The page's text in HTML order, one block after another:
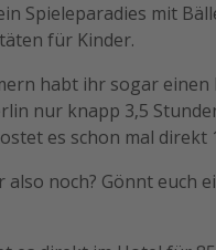
Spieleparadies mit
für Kinder.
habt ihr sogar einen
nur knapp 3,5
es schon mal
noch? Gönnt euch